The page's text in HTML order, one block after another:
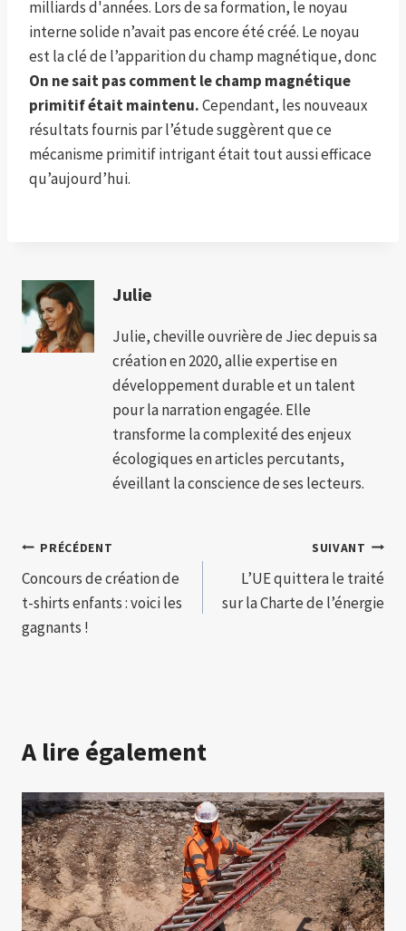
milliards d'années. Lors de sa formation, le noyau
interne solide n’avait pas encore été créé. Le noyau
est la clé de l’apparition du champ magnétique, donc
On ne sait pas comment le champ magnétique
primitif était maintenu.Cependant, les nouveaux
résultats fournis par l’étude suggèrent que ce
mécanisme primitif intrigant était tout aussi efficace
qu’aujourd’hui.
Julie
Julie, cheville ouvrière de Jiec depuis sa
création en 2020, allie expertise en
développement durable et un talent
pour la narration engagée. Elle
transforme la complexité des enjeux
écologiques en articles percutants,
éveillant la conscience de ses lecteurs.
Navigation
de
l’article
PRÉCÉDENT
Concours de création de
t-shirts enfants : voici les
gagnants !
SUIVANT
L’UE quittera le traité
sur la Charte de l’énergie
A lire également